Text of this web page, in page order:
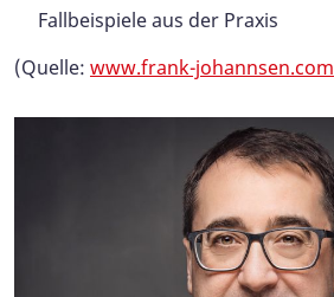
Fallbeispiele aus der Praxis
(Quelle: www.frank-johannsen.com